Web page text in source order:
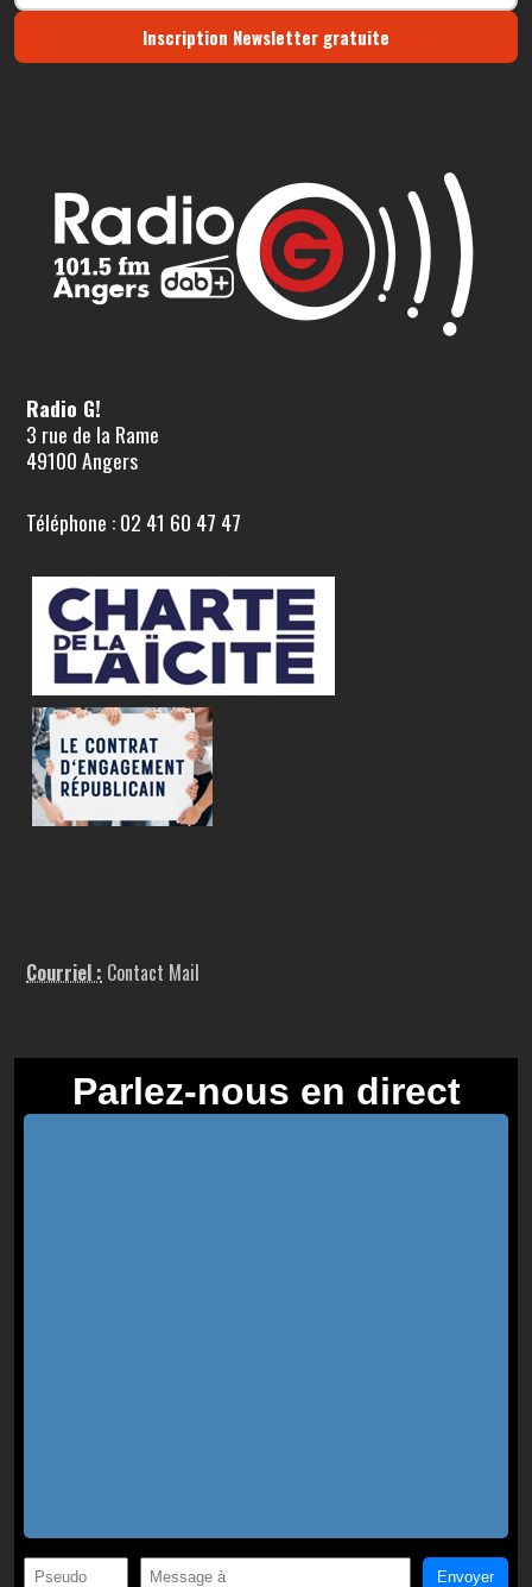
Inscription Newsletter gratuite
Radio G!
3 rue de la Rame
49100 Angers
Téléphone : 02 41 60 47 47
Courriel : Contact Mail